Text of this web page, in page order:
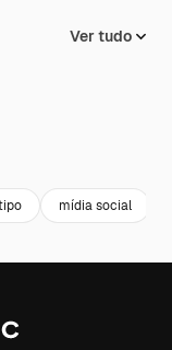
Ver tudo
mídia social